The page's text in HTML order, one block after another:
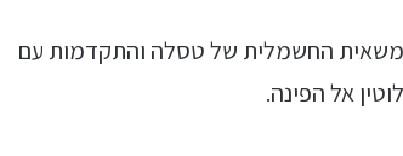
החשמלית של טסלה והתקדמות עם
אל הפינה.